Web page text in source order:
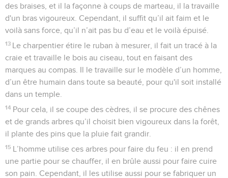
des braises, et il la façonne à coups de marteau, il la travaille
d'un bras vigoureux. Cependant, il suffit qu’il ait faim et le
voilà sans force, qu’il n’ait pas bu d’eau et le voilà épuisé.
13 Le charpentier étire le ruban à mesurer, il fait un tracé à la
craie et travaille le bois au ciseau, tout en faisant des
marques au compas. Il le travaille sur le modèle d’un homme,
d’un être humain dans toute sa beauté, pour qu'il soit installé
dans un temple.
14 Pour cela, il se coupe des cèdres, il se procure des chênes
et de grands arbres qu’il choisit bien vigoureux dans la forêt,
il plante des pins que la pluie fait grandir.
15 L’homme utilise ces arbres pour faire du feu : il en prend
une partie pour se chauffer, il en brûle aussi pour faire cuire
son pain. Cependant, il les utilise aussi pour se fabriquer un